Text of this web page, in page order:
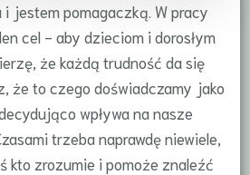
i jestem pomagaczką. W pracy
cel - aby dzieciom i dorosłym
że każdą trudność da się
że to czego doświadczamy jako
wpływa na nasze
trzeba naprawdę niewiele,
kto zrozumie i pomoże znaleźć